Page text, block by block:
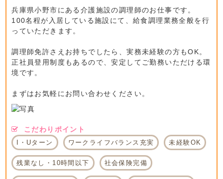
兵庫県小野市にある介護施設の調理師のお仕事です。
100名程が入居している施設にて、給食調理業務全般を行
っていただきます。
調理師免許さえお持ちでしたら、実務未経験の方もOK。
正社員登用制度もあるので、安定してご勤務いただける環
境です。
まずはお気軽にお問い合わせください。
こだわりポイント
I・Uターン ワークライフバランス充実 未経験OK
残業なし・10時間以下 社会保険完備